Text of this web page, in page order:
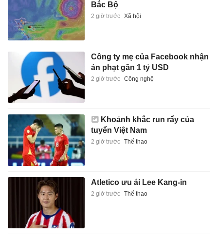
Bắc Bộ
2 giờ trước Xã hội
Công ty mẹ của Facebook nhận
án phạt gần 1 tỷ USD
2 giờ trước Công nghệ
Khoảnh khắc run rẩy của
tuyển Việt Nam
2 giờ trước Thể thao
Atletico ưu ái Lee Kang-in
2 giờ trước Thể thao